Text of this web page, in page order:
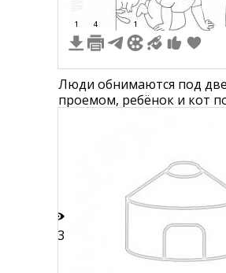
1 4 1
Люди обнимаются под
проемом, ребёнок и кот
13